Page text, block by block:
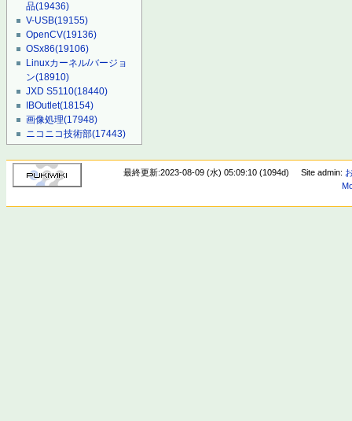
品(19436)
V-USB(19155)
OpenCV(19136)
OSx86(19106)
Linuxカーネル/バージョ
ン(18910)
JXD S5110(18440)
IBOutlet(18154)
画像処理(17948)
ニコニコ技術部(17443)
最終更新:2023-08-09 (水) 05:09:10 (1094d) Site admin: